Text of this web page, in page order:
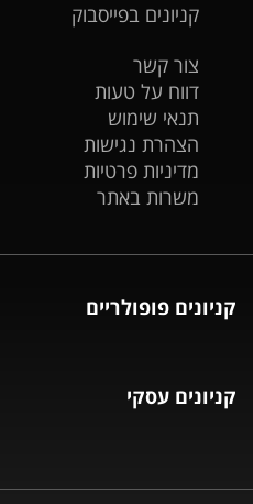
קניונים בפייסבוק
צור קשר
דווח על טעות
תנאי שימוש
הצהרת נגישות
מדיניות פרטיות
משרות באתר
קניונים פופולריים
קניונים עסקי